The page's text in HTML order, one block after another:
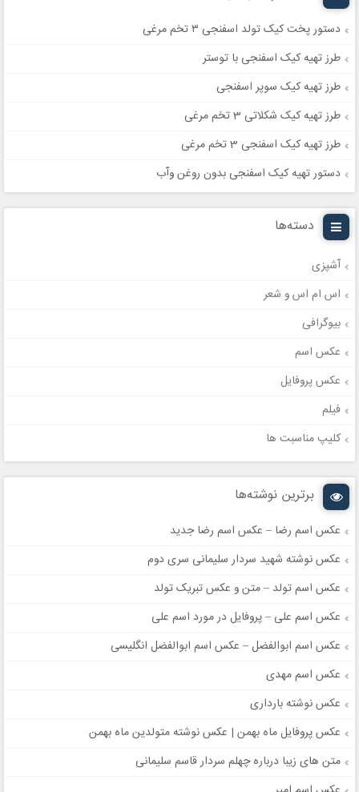
دستور پخت کیک تولد اسفنجی ۳ تخم مرغی
طرز تهیه کیک اسفنجی با توستر
طرز تهیه کیک سوپر اسفنجی
طرز تهیه کیک شکلاتی 3 تخم مرغی
طرز تهیه کیک اسفنجی 3 تخم مرغی
دستور تهیه کیک اسفنجی بدون روغن وآب
دسته‌ها
آشپزی
اس ام اس و شعر
بیوگرافی
عکس اسم
عکس پروفایل
فیلم
کلیپ مناسبت ها
برترین نوشته‌ها
عکس اسم رضا – عکس اسم رضا جدید
عکس نوشته شهید سردار سلیمانی سری دوم
عکس اسم تولد – متن و عکس تبریک تولد
عکس اسم علی – پروفایل در مورد اسم علی
عکس اسم ابوالفضل – عکس اسم ابوالفضل انگلیسی
عکس اسم مهدی
عکس نوشته بارداری
عکس پروفایل ماه بهمن | عکس نوشته متولدین ماه بهمن
متن های زیبا درباره چهلم سردار قاسم سلیمانی